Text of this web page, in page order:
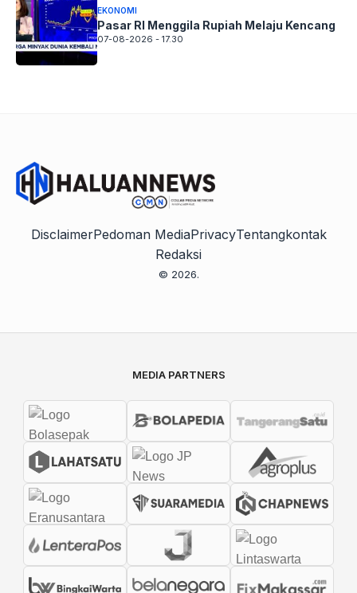
EKONOMI
Pasar RI Menggila Rupiah Melaju Kencang
07-08-2026 - 17.30
DisclaimerPedoman MediaPrivacyTentangkontak
Redaksi
© 2026.
MEDIA PARTNERS